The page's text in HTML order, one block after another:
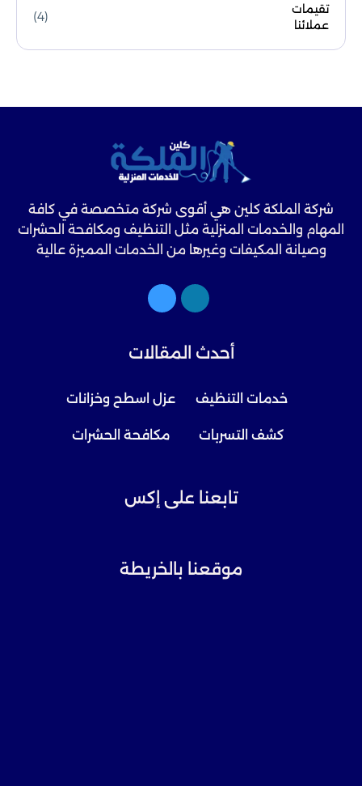
تقيمات
عملائنا
(4)
شركة الملكة كلين هي أقوى شركة متخصصة في كافة
المهام والخدمات المنزلية مثل التنظيف ومكافحة الحشرات
وصيانة المكيفات وغيرها من الخدمات المميزة عالية
أحدث المقالات
خدمات التنظيف عزل اسطح وخزانات
كشف التسربات مكافحة الحشرات
تابعنا على إكس
موقعنا بالخريطة